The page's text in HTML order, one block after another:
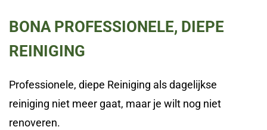
BONA PROFESSIONELE, DIEPE
REINIGING
Professionele, diepe Reiniging als dagelijkse
reiniging niet meer gaat, maar je wilt nog niet
renoveren.